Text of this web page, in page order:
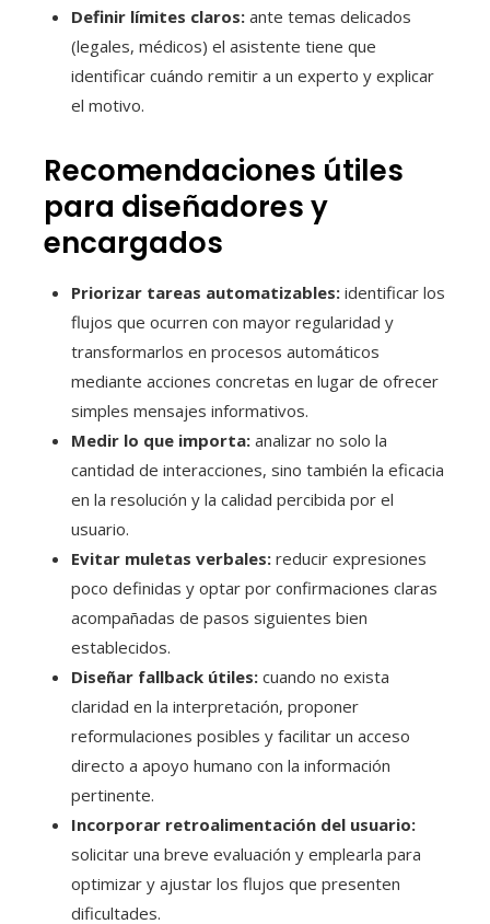
Definir límites claros: ante temas delicados
(legales, médicos) el asistente tiene que
identificar cuándo remitir a un experto y explicar
el motivo.
Recomendaciones útiles
para diseñadores y
encargados
Priorizar tareas automatizables: identificar los
flujos que ocurren con mayor regularidad y
transformarlos en procesos automáticos
mediante acciones concretas en lugar de ofrecer
simples mensajes informativos.
Medir lo que importa: analizar no solo la
cantidad de interacciones, sino también la eficacia
en la resolución y la calidad percibida por el
usuario.
Evitar muletas verbales: reducir expresiones
poco definidas y optar por confirmaciones claras
acompañadas de pasos siguientes bien
establecidos.
Diseñar fallback útiles: cuando no exista
claridad en la interpretación, proponer
reformulaciones posibles y facilitar un acceso
directo a apoyo humano con la información
pertinente.
Incorporar retroalimentación del usuario:
solicitar una breve evaluación y emplearla para
optimizar y ajustar los flujos que presenten
dificultades.